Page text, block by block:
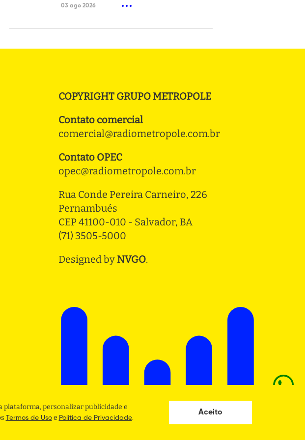
03 ago 2026
COPYRIGHT GRUPO METROPOLE
Contato comercial
comercial@radiometropole.com.br
Contato OPEC
opec@radiometropole.com.br
Rua Conde Pereira Carneiro, 226
Pernambués
CEP 41100-010 - Salvador, BA
(71) 3505-5000
Designed by NVGO.
plataforma, personalizar publicidade e
Termos de Usoe Politica de Privacidade.
Aceito